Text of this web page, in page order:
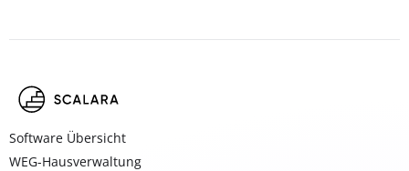
Software Übersicht
WEG-Hausverwaltung